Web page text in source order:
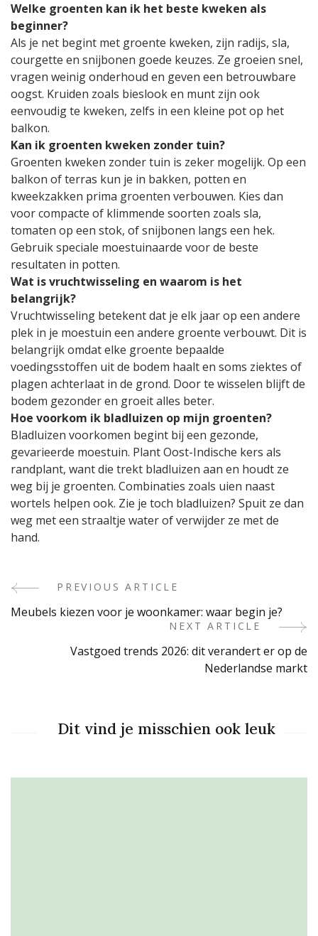
Welke groenten kan ik het beste kweken als
beginner?
Als je net begint met groente kweken, zijn radijs, sla,
courgette en snijbonen goede keuzes. Ze groeien snel,
vragen weinig onderhoud en geven een betrouwbare
oogst. Kruiden zoals bieslook en munt zijn ook
eenvoudig te kweken, zelfs in een kleine pot op het
balkon.
Kan ik groenten kweken zonder tuin?
Groenten kweken zonder tuin is zeker mogelijk. Op een
balkon of terras kun je in bakken, potten en
kweekzakken prima groenten verbouwen. Kies dan
voor compacte of klimmende soorten zoals sla,
tomaten op een stok, of snijbonen langs een hek.
Gebruik speciale moestuinaarde voor de beste
resultaten in potten.
Wat is vruchtwisseling en waarom is het
belangrijk?
Vruchtwisseling betekent dat je elk jaar op een andere
plek in je moestuin een andere groente verbouwt. Dit is
belangrijk omdat elke groente bepaalde
voedingsstoffen uit de bodem haalt en soms ziektes of
plagen achterlaat in de grond. Door te wisselen blijft de
bodem gezonder en groeit alles beter.
Hoe voorkom ik bladluizen op mijn groenten?
Bladluizen voorkomen begint bij een gezonde,
gevarieerde moestuin. Plant Oost-Indische kers als
randplant, want die trekt bladluizen aan en houdt ze
weg bij je groenten. Combinaties zoals uien naast
wortels helpen ook. Zie je toch bladluizen? Spuit ze dan
weg met een straaltje water of verwijder ze met de
hand.
Post
Navigation
PREVIOUS ARTICLE
Meubels kiezen voor je woonkamer: waar begin je?
NEXT ARTICLE
Vastgoed trends 2026: dit verandert er op de
Nederlandse markt
Dit vind je misschien ook leuk